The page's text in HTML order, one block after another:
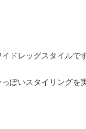
ドレッグスタイルです
ぽいスタイリングを